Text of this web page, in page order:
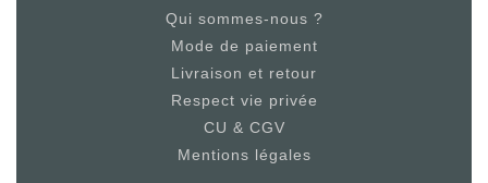
Qui sommes-nous ?
Mode de paiement
Livraison et retour
Respect vie privée
CU & CGV
Mentions légales